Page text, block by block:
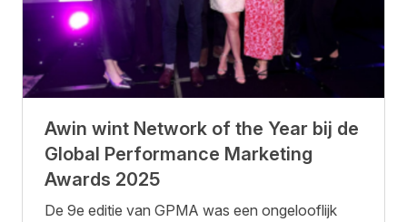
Awin wint Network of the Year bij de
Global Performance Marketing
Awards 2025
De 9e editie van GPMA was een ongelooflijk